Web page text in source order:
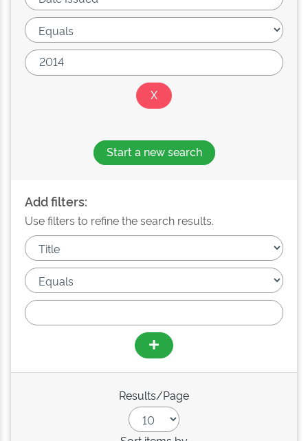
Start a new search
Add filters:
Use filters to refine the search results.
Results/Page